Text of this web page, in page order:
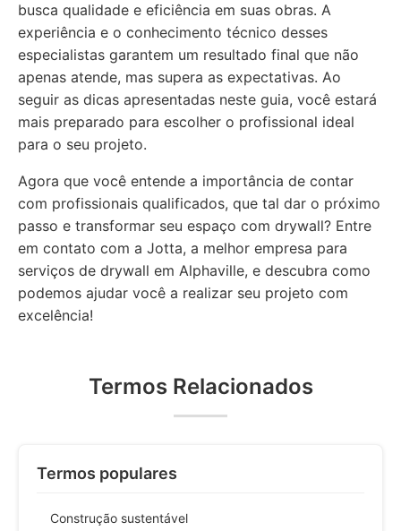
busca qualidade e eficiência em suas obras. A
experiência e o conhecimento técnico desses
especialistas garantem um resultado final que não
apenas atende, mas supera as expectativas. Ao
seguir as dicas apresentadas neste guia, você estará
mais preparado para escolher o profissional ideal
para o seu projeto.
Agora que você entende a importância de contar
com profissionais qualificados, que tal dar o próximo
passo e transformar seu espaço com drywall? Entre
em contato com a Jotta, a melhor empresa para
serviços de drywall em Alphaville, e descubra como
podemos ajudar você a realizar seu projeto com
excelência!
Termos Relacionados
Termos populares
Construção sustentável